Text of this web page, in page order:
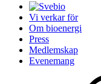
Vi verkar för
Om bioenergi
Press
Medlemskap
Evenemang